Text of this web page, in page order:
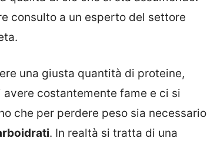
consulto a un esperto del settore
una giusta quantità di proteine,
costantemente fame e ci si
che per perdere peso sia necessario
. In realtà si tratta di una